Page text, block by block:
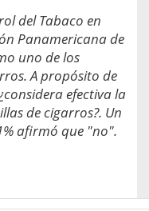
del Tabaco en
Panamericana de
uno de los
A propósito de
efectiva la
de cigarros?. Un
afirmó que "no".